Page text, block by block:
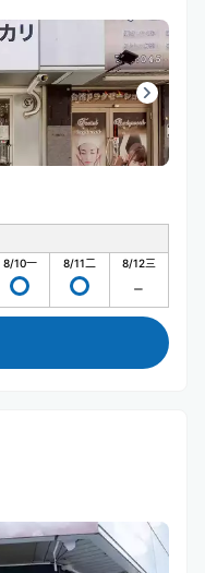
8/10一 8/11二 8/12三